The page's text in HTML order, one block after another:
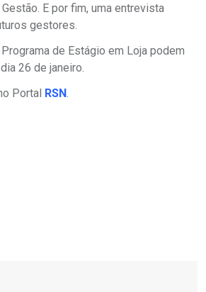
E por fim, uma entrevista
gestores.
de Estágio em Loja podem
26 de janeiro.
Portal RSN